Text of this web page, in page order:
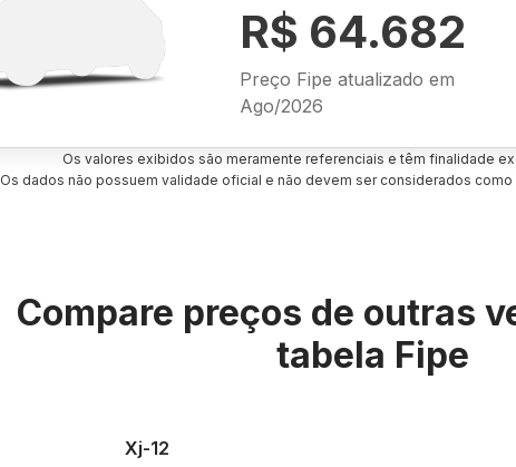
R$ 64.682
Preço Fipe atualizado em
Ago/2026
Os valores exibidos são meramente referenciais e têm finalidade
Os dados não possuem validade oficial e não devem ser considerados
Compare preços de outras
tabela Fipe
Xj-12